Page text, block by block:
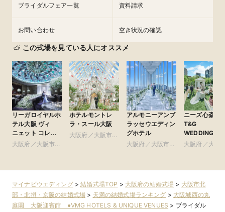
ブライダルフェア一覧 資料請求
お問い合わせ 空き状況の確認
この式場を見ている人にオススメ
リーガロイヤルホ
テル大阪 ヴィ
ニェット コレク
ション
大阪府／大阪市北
ホテルモントレ
ラ・スール大阪
大阪府／大阪市北
アルモニーアンブ
ラッセウエディン
グホテル
大阪府／大阪市北
ニーズ心斎橋
T&G
WEDDING(旧
ルモニーアン
大阪府／大阪
マイナビウエディング>結婚式場TOP > 大阪府の結婚式場 > 大阪市北
部・北摂・京阪の結婚式場 > 天満の結婚式場ランキング > 大阪城西の丸
庭園 大阪迎賓館 ●VMG HOTELS & UNIQUE VENUES > ブライダル